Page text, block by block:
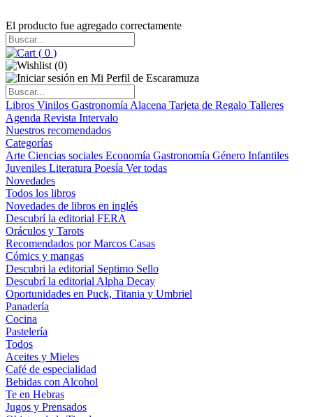
El producto fue agregado correctamente
( 0 )
(0)
Libros Vinilos Gastronomía Alacena Tarjeta de Regalo Talleres
Agenda Revista Intervalo
Nuestros recomendados
Categorías
Arte Ciencias sociales Economía Gastronomía Género Infantiles
Juveniles Literatura Poesía Ver todas
Novedades
Todos los libros
Novedades de libros en inglés
Descubrí la editorial FERA
Oráculos y Tarots
Recomendados por Marcos Casas
Cómics y mangas
Descubri la editorial Septimo Sello
Descubrí la editorial Alpha Decay
Oportunidades en Puck, Titania y Umbriel
Panadería
Cocina
Pastelería
Todos
Aceites y Mieles
Café de especialidad
Bebidas con Alcohol
Te en Hebras
Jugos y Prensados